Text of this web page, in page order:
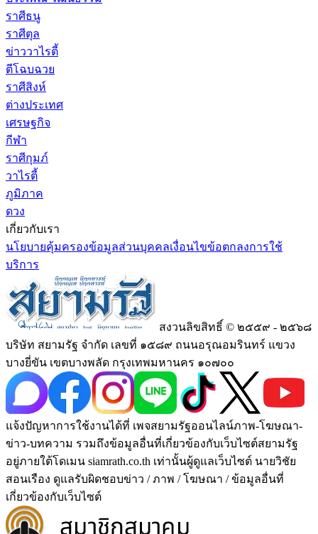
ราศีธนู
ราศีตุล
ข่าววาไรตี้
ตีโฉบฉวย
ราศีสิงห์
ต่างประเทศ
เศรษฐกิจ
กีฬา
ราศีกุมภ์
วาไรตี้
ภูมิภาค
ดวง
เกี่ยวกับเรา
นโยบายคุ้มครองข้อมูลส่วนบุคคลเงื่อนไขข้อตกลงการใช้
บริการ
สงวนลิขสิทธิ์ © ๒๕๕๙ - ๒๕๖๘
บริษัท สยามรัฐ จำกัด เลขที่ ๑๕๘๙ ถนนอรุณอมรินทร์ แขวง
บางยี่ขัน เขตบางพลัด กรุงเทพมหานคร ๑๐๗๐๐
แจ้งปัญหาการใช้งานได้ที่ เพจสยามรัฐออนไลน์ภาพ-โฆษณา-
ข่าว-บทความ รวมถึงข้อมูลอื่นที่เกี่ยวข้องกับเว็บไซต์สยามรัฐ
อยู่ภายใต้โดเมน siamrath.co.th เท่านั้นผู้ดูแลเว็บไซต์ นายวิชัย
สอนเรือง ดูแลรับผิดชอบข่าว / ภาพ / โฆษณา / ข้อมูลอื่นที่
เกี่ยวข้องกับเว็บไซต์